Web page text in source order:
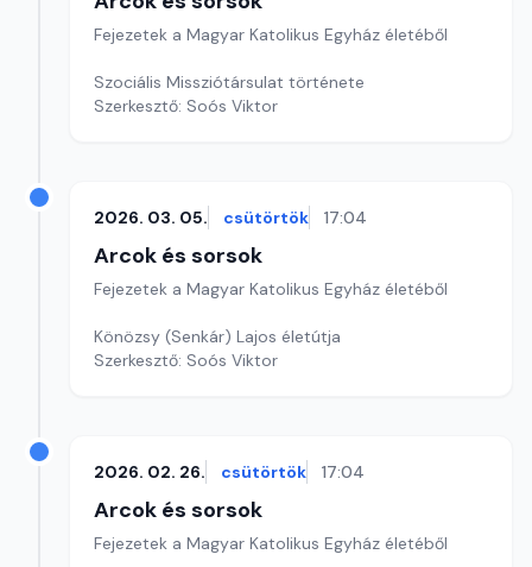
Fejezetek a Magyar Katolikus Egyház életéből
Szociális Missziótársulat története
Szerkesztő: Soós Viktor
2026. 03. 05. csütörtök 17:04
Arcok és sorsok
Fejezetek a Magyar Katolikus Egyház életéből
Könözsy (Senkár) Lajos életútja
Szerkesztő: Soós Viktor
2026. 02. 26. csütörtök 17:04
Arcok és sorsok
Fejezetek a Magyar Katolikus Egyház életéből